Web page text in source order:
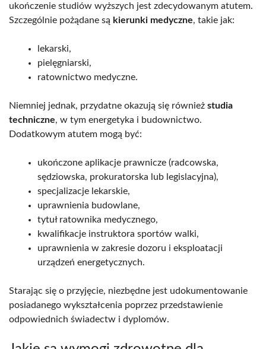
ukończenie studiów wyższych jest zdecydowanym atutem.
Szczególnie pożądane są kierunki medyczne, takie jak:
lekarski,
pielęgniarski,
ratownictwo medyczne.
Niemniej jednak, przydatne okazują się również studia
techniczne, w tym energetyka i budownictwo.
Dodatkowym atutem mogą być:
ukończone aplikacje prawnicze (radcowska,
sędziowska, prokuratorska lub legislacyjna),
specjalizacje lekarskie,
uprawnienia budowlane,
tytuł ratownika medycznego,
kwalifikacje instruktora sportów walki,
uprawnienia w zakresie dozoru i eksploatacji
urządzeń energetycznych.
Starając się o przyjęcie, niezbędne jest udokumentowanie
posiadanego wykształcenia poprzez przedstawienie
odpowiednich świadectw i dyplomów.